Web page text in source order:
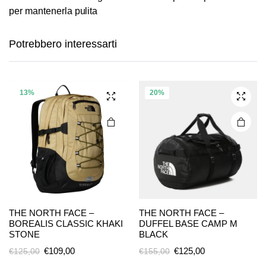
per mantenerla pulita
Potrebbero interessarti
13%
THE NORTH FACE –
BOREALIS CLASSIC KHAKI
STONE
€125,00 Il
€109,00Il
20%
THE NORTH FACE –
DUFFEL BASE CAMP M
BLACK
€155,00 Il
€125,00Il
Questo
prodotto